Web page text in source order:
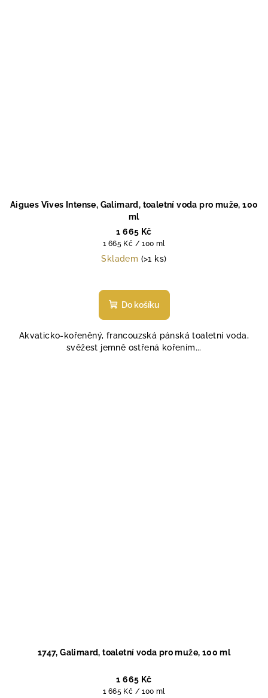
Aigues Vives Intense, Galimard, toaletní voda pro muže, 100
ml
1 665 Kč
Měrná
cena:
1 665 Kč / 100 ml
Skladem (>1 ks)
Do košíku
Akvaticko-kořeněný, francouzská pánská toaletní voda,
svěžest jemně ostřená kořením...
1747, Galimard, toaletní voda pro muže, 100 ml
1 665 Kč
Měrná
1 665 Kč / 100 ml